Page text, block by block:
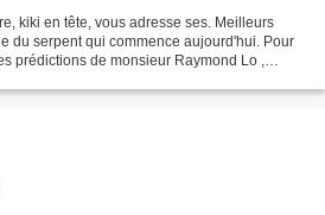
kiki en tête, vous adresse ses. Meilleurs
du serpent qui commence aujourd'hui. Pour
prédictions de monsieur Raymond Lo ,